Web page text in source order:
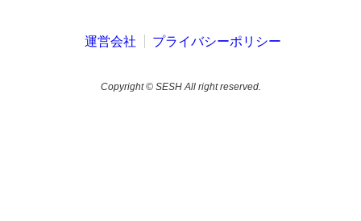
運営会社 プライバシーポリシー
Copyright © SESH All right reserved.